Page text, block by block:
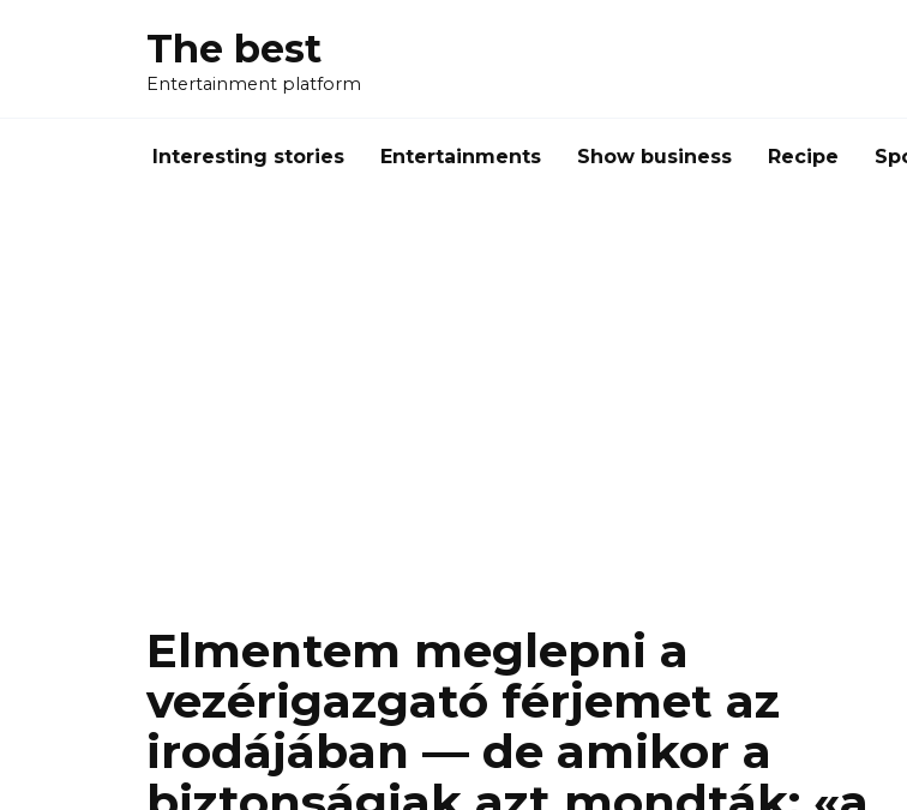
The best
Entertainment platform
Interesting stories Entertainments Show business Recipe
Elmentem meglepni a
vezérigazgató férjemet az
irodájában — de amikor a